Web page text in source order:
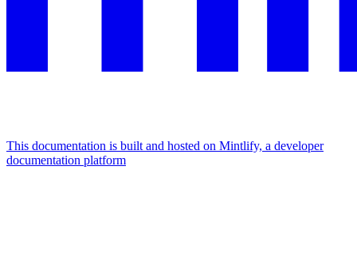
This documentation is built and hosted on Mintlify, a developer
documentation platform